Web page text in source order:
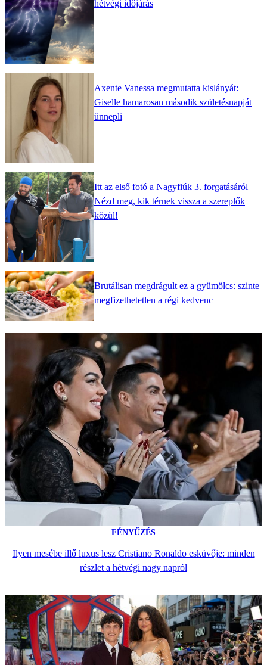
hétvégi időjárás
Axente Vanessa megmutatta kislányát:
Giselle hamarosan második születésnapját
ünnepli
Itt az első fotó a Nagyfiúk 3. forgatásáról –
Nézd meg, kik térnek vissza a szereplők
közül!
Brutálisan megdrágult ez a gyümölcs: szinte
megfizethetetlen a régi kedvenc
FÉNYŰZÉS
Ilyen mesébe illő luxus lesz Cristiano Ronaldo esküvője: minden
részlet a hétvégi nagy napról